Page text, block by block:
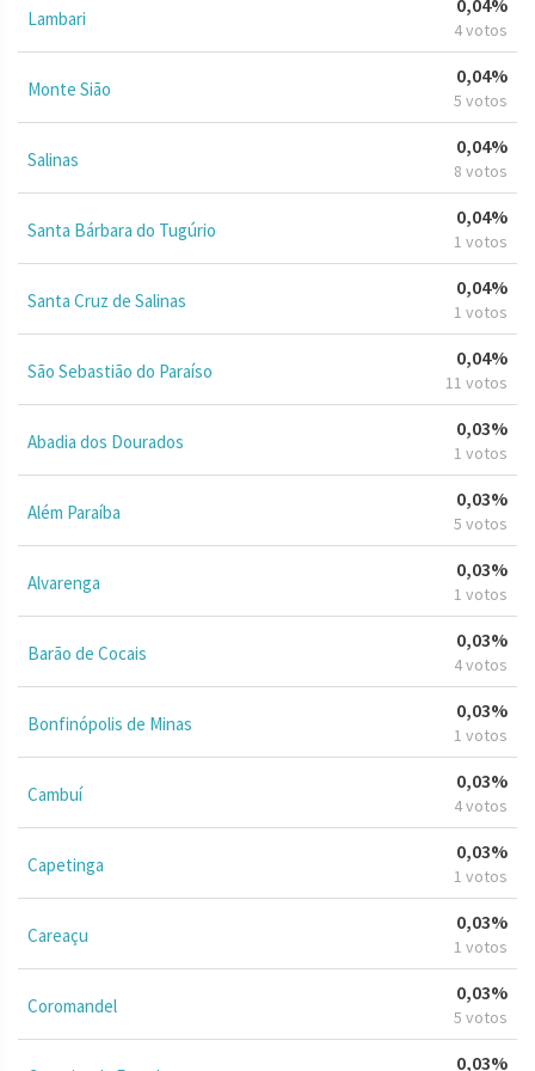
Lambari 4 votos
Monte Sião
0,04%
5 votos
Salinas
0,04%
8 votos
Santa Bárbara do Tugúrio
0,04%
1 votos
Santa Cruz de Salinas
0,04%
1 votos
São Sebastião do Paraíso
0,04%
11 votos
Abadia dos Dourados
0,03%
1 votos
Além Paraíba
0,03%
5 votos
Alvarenga
0,03%
1 votos
Barão de Cocais
0,03%
4 votos
Bonfinópolis de Minas
0,03%
1 votos
Cambuí
0,03%
4 votos
Capetinga
0,03%
1 votos
Careaçu
0,03%
1 votos
Coromandel
0,03%
5 votos
0,03%